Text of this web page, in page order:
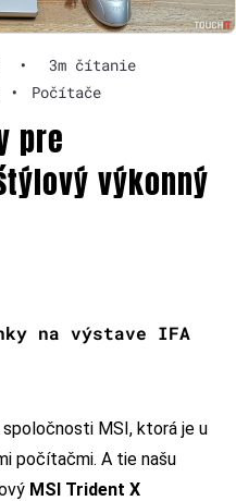
•
3m čítanie
• Počítače
pre
výkonný
na výstave IFA
MSI, ktorá je u
počítačmi. A tie našu
MSI Trident X